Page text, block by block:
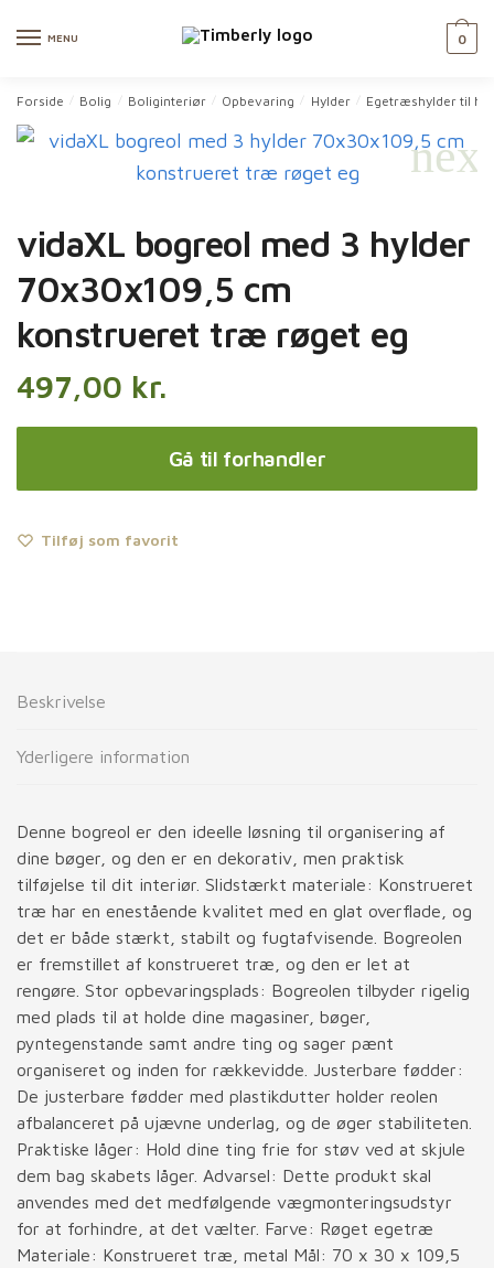
MENU 0
Forside / Bolig / Boliginteriør / Opbevaring / Hylder / Egetræshylder til
vidaXL bogreol med 3 hylder
70x30x109,5 cm
konstrueret træ røget eg
497,00 kr.
Gå til forhandler
Tilføj som favorit
Beskrivelse
Yderligere information
Denne bogreol er den ideelle løsning til organisering af
dine bøger, og den er en dekorativ, men praktisk
tilføjelse til dit interiør. Slidstærkt materiale: Konstrueret
træ har en enestående kvalitet med en glat overflade, og
det er både stærkt, stabilt og fugtafvisende. Bogreolen
er fremstillet af konstrueret træ, og den er let at
rengøre. Stor opbevaringsplads: Bogreolen tilbyder rigelig
med plads til at holde dine magasiner, bøger,
pyntegenstande samt andre ting og sager pænt
organiseret og inden for rækkevidde. Justerbare fødder:
De justerbare fødder med plastikdutter holder reolen
afbalanceret på ujævne underlag, og de øger stabiliteten.
Praktiske låger: Hold dine ting frie for støv ved at skjule
dem bag skabets låger. Advarsel: Dette produkt skal
anvendes med det medfølgende vægmonteringsudstyr
for at forhindre, at det vælter. Farve: Røget egetræ
Materiale: Konstrueret træ, metal Mål: 70 x 30 x 109,5